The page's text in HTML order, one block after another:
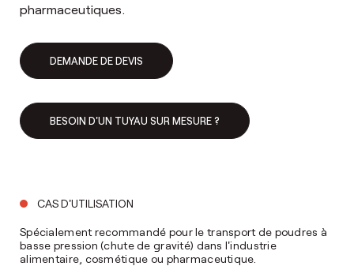
pharmaceutiques.
DEMANDE DE DEVIS
BESOIN D'UN TUYAU SUR MESURE ?
CAS D'UTILISATION
Spécialement recommandé pour le transport de poudres à
basse pression (chute de gravité) dans l'industrie
alimentaire, cosmétique ou pharmaceutique.